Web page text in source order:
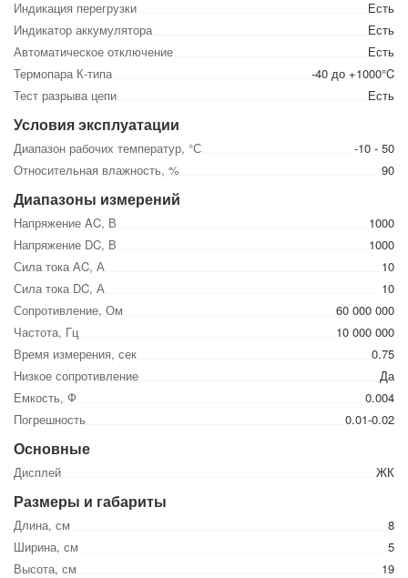
Индикация перегрузки
Есть
Индикатор аккумулятора
Есть
Автоматическое отключение
Есть
Термопара К-типа
-40 до +1000°C
Тест разрыва цепи
Есть
Условия эксплуатации
Диапазон рабочих температур, °С
-10 - 50
Относительная влажность, %
90
Диапазоны измерений
Напряжение AC, В
1000
Напряжение DC, В
1000
Сила тока АC, А
10
Сила тока DC, А
10
Сопротивление, Ом
60 000 000
Частота, Гц
10 000 000
Время измерения, сек
0.75
Низкое сопротивление
Да
Емкость, Ф
0.004
Погрешность
0.01-0.02
Основные
Дисплей ЖК
Размеры и габариты
Длина, см
8
Ширина, см
5
Высота, см
19